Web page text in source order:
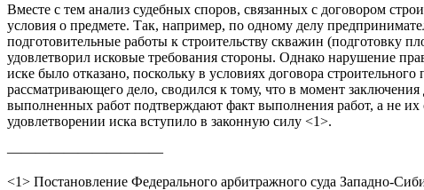
Вместе с тем анализ судебных споров, связанных с договором
условия о предмете. Так, например, по одному делу
подготовительные работы к строительству скважин (подготовку
удовлетворил исковые требования стороны. Однако нарушение
иске было отказано, поскольку в условиях договора
рассматривающего дело, сводился к тому, что в момент
выполненных работ подтверждают факт выполнения работ, а не
удовлетворении иска вступило в законную силу <1>.
———————————
<1> Постановление Федерального арбитражного суда Западно-